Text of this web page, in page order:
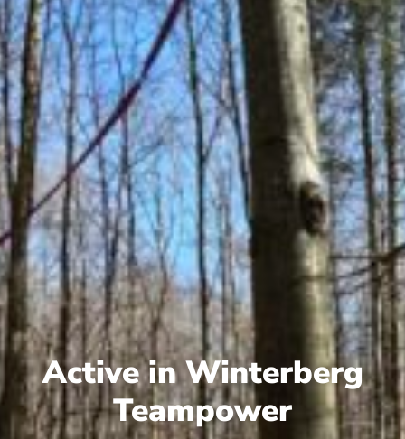
Active in Winterberg
Teampower